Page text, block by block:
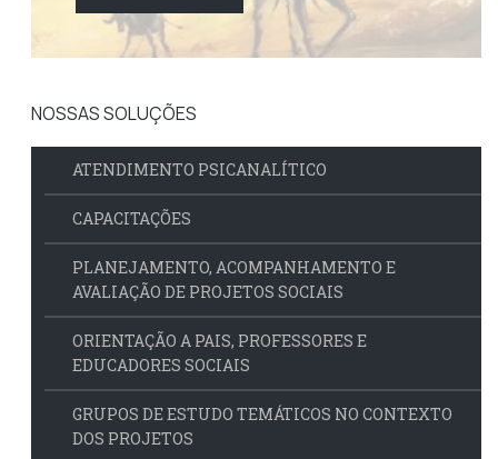
NOSSAS SOLUÇÕES
ATENDIMENTO PSICANALÍTICO
CAPACITAÇÕES
PLANEJAMENTO, ACOMPANHAMENTO E
AVALIAÇÃO DE PROJETOS SOCIAIS
ORIENTAÇÃO A PAIS, PROFESSORES E
EDUCADORES SOCIAIS
GRUPOS DE ESTUDO TEMÁTICOS NO CONTEXTO
DOS PROJETOS